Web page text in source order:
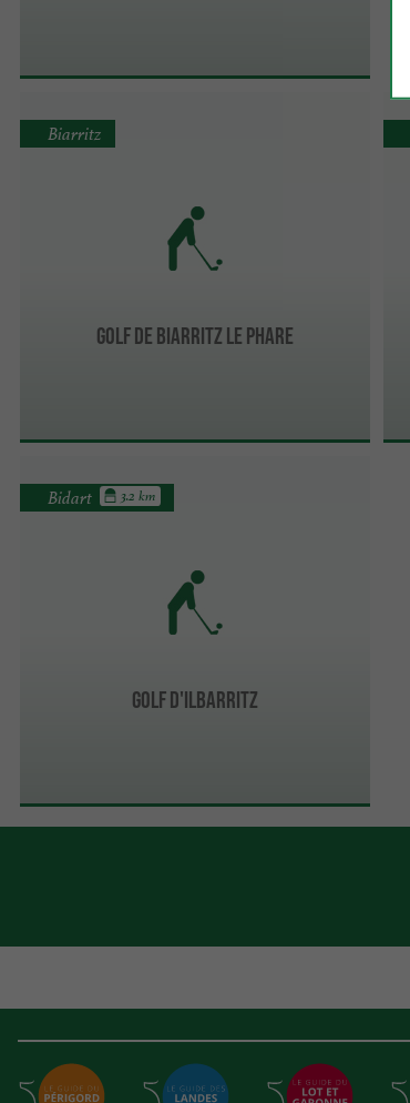
Golf de Biarritz le Phare
Biarritz
Golf d'Ilbarritz
Bidart 3.2 km